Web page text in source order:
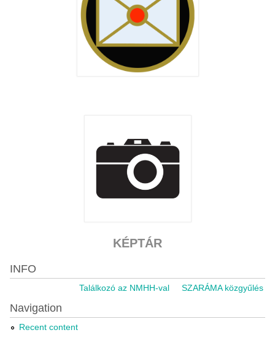
KÉPTÁR
INFO
Találkozó az NMHH-val SZARÁMA közgyűlés
Navigation
Recent content